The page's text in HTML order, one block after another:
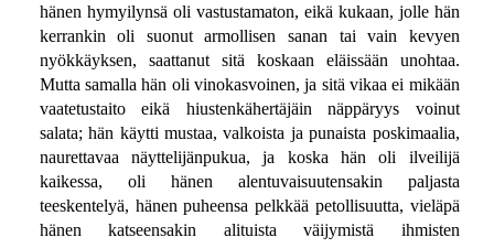
hänen hymyilynsä oli vastustamaton, eikä kukaan, jolle hän
kerrankin oli suonut armollisen sanan tai vain kevyen
nyökkäyksen, saattanut sitä koskaan eläissään unohtaa.
Mutta samalla hän oli vinokasvoinen, ja sitä vikaa ei mikään
vaatetustaito eikä hiustenkähertäjäin näppäryys voinut
salata; hän käytti mustaa, valkoista ja punaista poskimaalia,
naurettavaa näyttelijänpukua, ja koska hän oli ilveilijä
kaikessa, oli hänen alentuvaisuutensakin paljasta
teeskentelyä, hänen puheensa pelkkää petollisuutta, vieläpä
hänen katseensakin alituista väijymistä ihmisten